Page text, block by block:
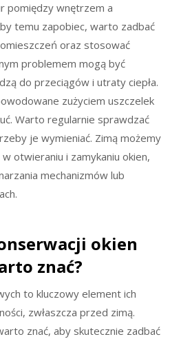
pomiędzy wnętrzem a
temu zapobiec, warto zadbać
oraz stosować
problemem mogą być
do przeciągów i utraty ciepła.
zużyciem uszczelek
Warto regularnie sprawdzać
je wymieniać. Zimą możemy
otwieraniu i zamykaniu okien,
mechanizmów lub
okien
znać?
to kluczowy element ich
zwłaszcza przed zimą.
znać, aby skutecznie zadbać